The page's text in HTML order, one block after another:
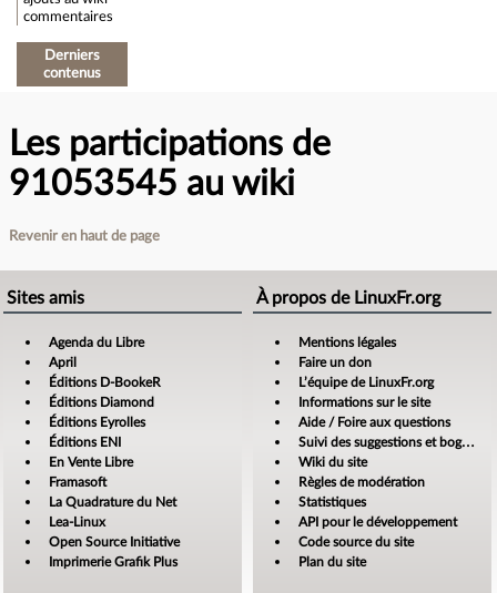
commentaires
Derniers
contenus
Les participations de
91053545 au wiki
Revenir en haut de page
Sites amis
Agenda du Libre
April
Éditions D-BookeR
Éditions Diamond
Éditions Eyrolles
Éditions ENI
En Vente Libre
Framasoft
La Quadrature du Net
Lea-Linux
Open Source Initiative
Imprimerie Grafik Plus
À propos de LinuxFr.org
Mentions légales
Faire un don
L’équipe de LinuxFr.org
Informations sur le site
Aide / Foire aux questions
Suivi des suggestions et bogues
Wiki du site
Règles de modération
Statistiques
API pour le développement
Code source du site
Plan du site